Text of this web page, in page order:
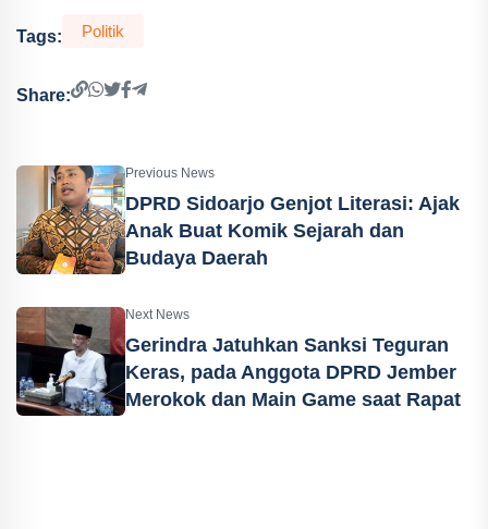
Tags: Politik
Share:
Previous News
DPRD Sidoarjo Genjot Literasi: Ajak
Anak Buat Komik Sejarah dan
Budaya Daerah
Next News
Gerindra Jatuhkan Sanksi Teguran
Keras, pada Anggota DPRD Jember
Merokok dan Main Game saat Rapat